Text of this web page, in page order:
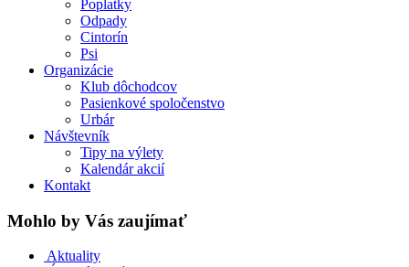
Poplatky
Odpady
Cintorín
Psi
Organizácie
Klub dôchodcov
Pasienkové spoločenstvo
Urbár
Návštevník
Tipy na výlety
Kalendár akcií
Kontakt
Mohlo by Vás zaujímať
Aktuality